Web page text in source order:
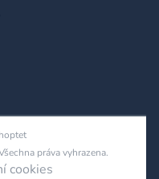
práva vyhrazena.
cookies